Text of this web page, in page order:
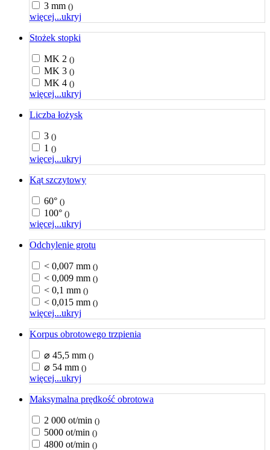
3 mm ()
więcej...ukryj
Stożek stopki
MK 2 ()
MK 3 ()
MK 4 ()
więcej...ukryj
Liczba łożysk
3 ()
1 ()
więcej...ukryj
Kąt szczytowy
60° ()
100° ()
więcej...ukryj
Odchylenie grotu
< 0,007 mm ()
< 0,009 mm ()
< 0,1 mm ()
< 0,015 mm ()
więcej...ukryj
Korpus obrotowego trzpienia
⌀ 45,5 mm ()
⌀ 54 mm ()
więcej...ukryj
Maksymalna prędkość obrotowa
2 000 ot/min ()
5000 ot/min ()
4800 ot/min ()